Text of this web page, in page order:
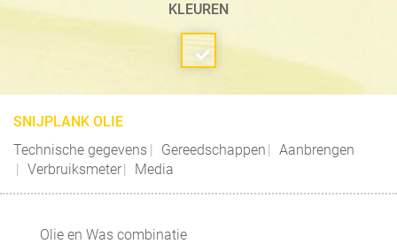
KLEUREN
SNIJPLANK OLIE
Technische gegevens
Gereedschappen
Aanbrengen
Verbruiksmeter
Media
Olie en Was combinatie